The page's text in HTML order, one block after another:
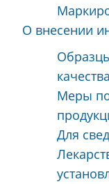
О внесении
качества
Меры
Для